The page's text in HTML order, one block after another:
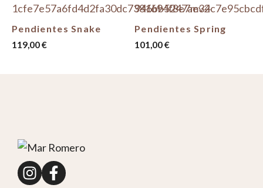
Pendientes Snake
119,00€
Pendientes Spring
101,00€